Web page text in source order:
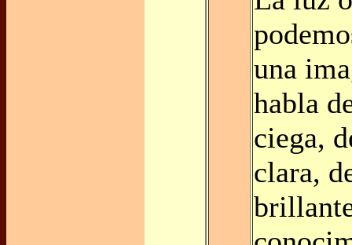
una
habla
ciega,
clara,